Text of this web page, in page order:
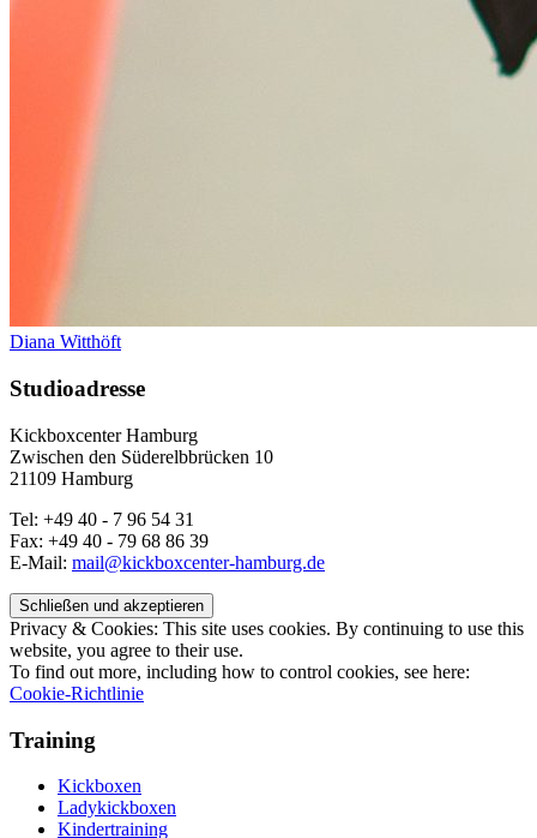
Diana Witthöft
Studioadresse
Kickboxcenter Hamburg
Zwischen den Süderelbbrücken 10
21109 Hamburg
Tel: +49 40 - 7 96 54 31
Fax: +49 40 - 79 68 86 39
E-Mail: mail@kickboxcenter-hamburg.de
Privacy & Cookies: This site uses cookies. By continuing to use this
website, you agree to their use.
To find out more, including how to control cookies, see here:
Cookie-Richtlinie
Training
Kickboxen
Ladykickboxen
Kindertraining